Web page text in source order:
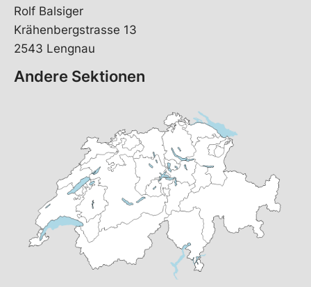
Rolf Balsiger
Krähenbergstrasse 13
2543 Lengnau
Andere Sektionen